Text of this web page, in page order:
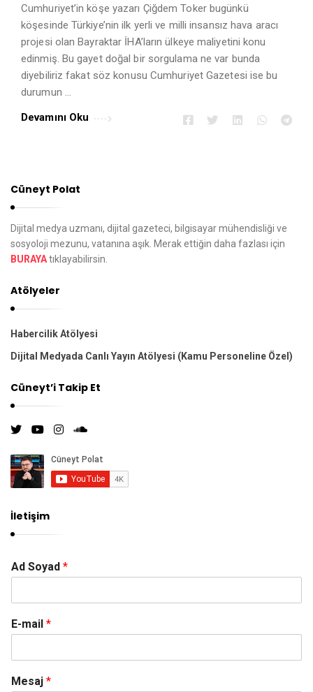
Cumhuriyet’in köşe yazarı Çiğdem Toker bugünkü
köşesinde Türkiye’nin ilk yerli ve milli insansız hava aracı
projesi olan Bayraktar İHA’ların ülkeye maliyetini konu
edinmiş. Bu gayet doğal bir sorgulama ne var bunda
diyebiliriz fakat söz konusu Cumhuriyet Gazetesi ise bu
durumun …
Devamını Oku
Cüneyt Polat
Dijital medya uzmanı, dijital gazeteci, bilgisayar mühendisliği ve
sosyoloji mezunu, vatanına aşık. Merak ettiğin daha fazlası için
BURAYAtıklayabilirsin.
Atölyeler
Habercilik Atölyesi
Dijital Medyada Canlı Yayın Atölyesi (Kamu Personeline Özel)
Cüneyt’i Takip Et
İletişim
Ad Soyad *
E-mail *
Mesaj *